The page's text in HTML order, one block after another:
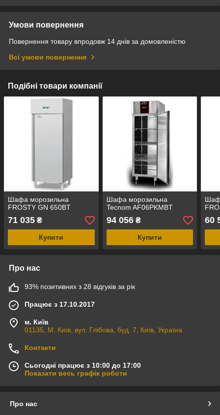
Умови повернення
Повернення товару впродовж 14 днів за домовленістю
Всі умови повернення
Подібні товари компанії
Шафа морозильна
FROSTY GN 650BT
71 035 ₴
Купити
Шафа морозильна
Tecnom AF06PKMBT
94 056₴
Купити
60
Про нас
93% позитивних з 28 відгуків за рік
Працює з 17.10.2017
м. Київ
01135, М. Київ, вул. Глібова, буд. 7, Київ, Україна
Контакти
Сьогодні працює з 10:00 до 17:00
Показати весь графік роботи
Про нас